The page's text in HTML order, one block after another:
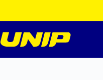
o
conteúdo